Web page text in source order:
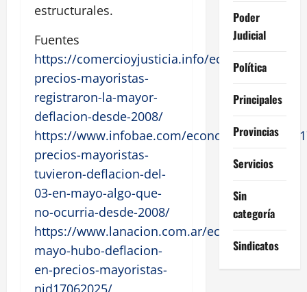
estructurales.
Fuentes
https://comercioyjusticia.info/economia/los-
precios-mayoristas-
registraron-la-mayor-
deflacion-desde-2008/
https://www.infobae.com/economia/2025/06/
precios-mayoristas-
tuvieron-deflacion-del-
03-en-mayo-algo-que-
no-ocurria-desde-2008/
https://www.lanacion.com.ar/economia/en-
mayo-hubo-deflacion-
en-precios-mayoristas-
nid17062025/
Poder
Judicial
Política
Principales
Provincias
Servicios
Sin
categoría
Sindicatos